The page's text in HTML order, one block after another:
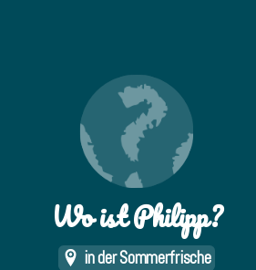
Wo ist Philipp?
in der Sommerfrische